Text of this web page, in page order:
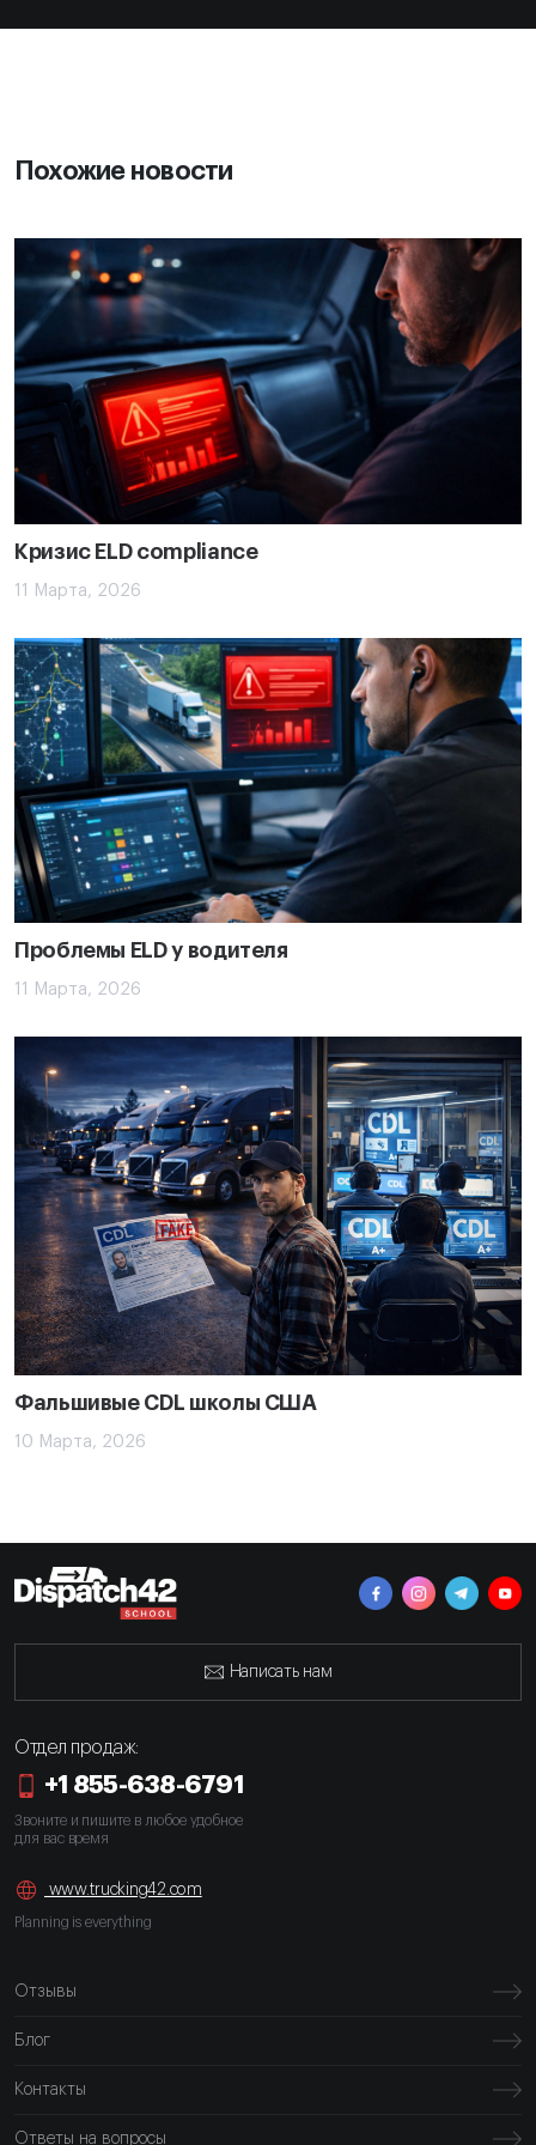
Похожие новости
Кризис ELD compliance
11 Марта, 2026
Проблемы ELD у водителя
11 Марта, 2026
Фальшивые CDL школы США
10 Марта, 2026
Написать нам
Отдел продаж:
+1 855-638-6791
Звоните и пишите в любое удобное
для вас время
www.trucking42.com
Planning is everything
Отзывы
Блог
Контакты
Ответы на вопросы